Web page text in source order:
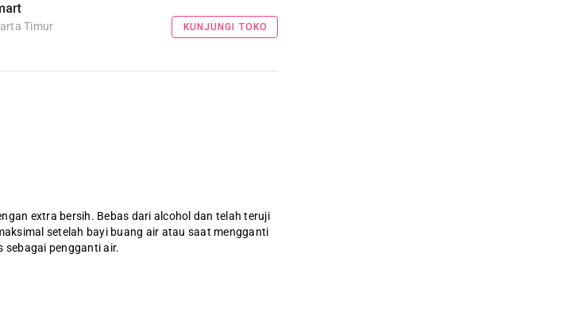
Timur KUNJUNGI TOKO
extra bersih. Bebas dari alcohol dan telah teruji
setelah bayi buang air atau saat mengganti
sebagai pengganti air.